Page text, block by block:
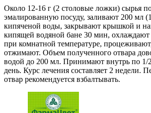
Около 12-16 г (2 столовые ложки) сырья
эмалированную посуду, заливают 200 мл
кипяченой воды, закрывают крышкой и
кипящей водяной бане 30 мин, охлаждают
при комнатной температуре,
отжимают. Объем полученного отвара
водой до 200 мл. Принимают внутрь по 1/2
день. Курс лечения составляет 2 недели.
отвар рекомендуется взбалтывать.